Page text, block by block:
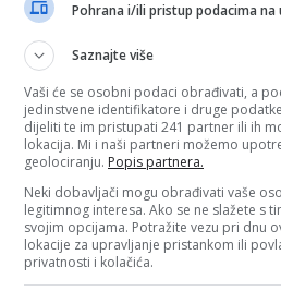
Solak je ovaj zahtjev podnio zbog saobraćajne
pada sa motora, u Konjicu. Odštetnim
1.870 KM
SVI ZANIJEMILI OD ŠOKA NAKON
Rodbina supružnika i bebe iz
Dijelovi uništenog automobila nalaze se
a šokirani prolaznici nijemo posmatraju mjesto
tragedije
STRAŠNO
Vozač koji je u nesreći kod Teslića
Pohrana i/ili pristup podacima na
Saznajte više
Vaši će se osobni podaci obrađivati, a
jedinstvene identifikatore i druge
dijeliti te im pristupati 241 partner ili ih
lokacija. Mi i naši partneri možemo
geolociranju. Popis partnera.
Neki dobavljači mogu obrađivati vaše
legitimnog interesa. Ako se ne slažete s
svojim opcijama. Potražite vezu pri dnu
lokacije za upravljanje pristankom ili
privatnosti i kolačića.